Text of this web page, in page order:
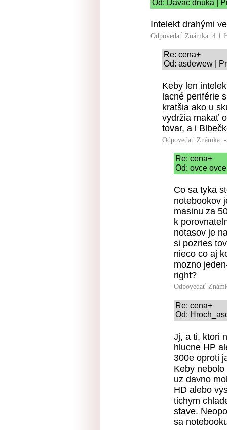
Od: Dávač dnuka |
Intelekt drahými
Odpovedať Známka: 4.1
Re: cena+
Od: asdewew |
Keby len
lacné periférie
kratšia ako u
vydržia makať
tovar, a i
Odpovedať Známka:
Re: cena+
Od: ovce
Co sa tyka
notebookov
masinu za
k
notasov je
si pozries
nieco co aj
mozno
right?
Odpovedať
Re: cena+
Od:
Jj, a ti, ktori
hlucne HP
300e oproti
Keby
uz davno
HD alebo
tichym
stave.
sa